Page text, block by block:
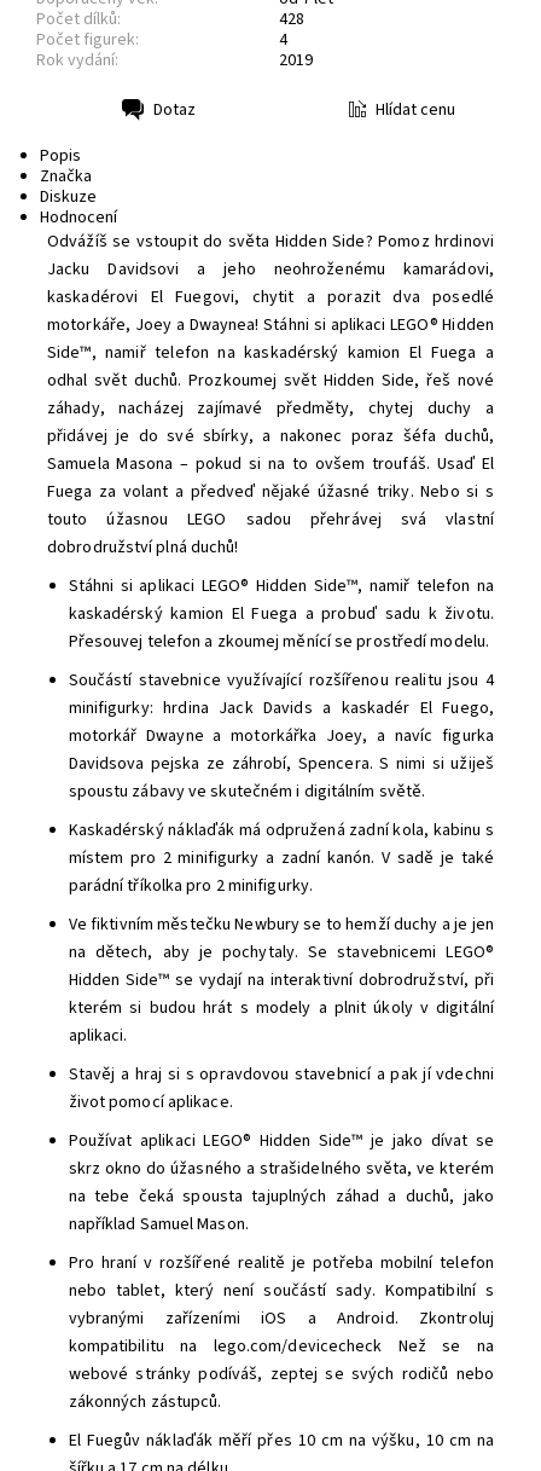
Počet dílků:
428
Počet figurek:
4
Rok vydání:
2019
Dotaz
Hlídat cenu
Popis
Značka
Diskuze
Hodnocení
Odvážíš se vstoupit do světa Hidden Side? Pomoz hrdinovi
Jacku Davidsovi a jeho neohroženému kamarádovi,
kaskadérovi El Fuegovi, chytit a porazit dva posedlé
motorkáře, Joey a Dwaynea! Stáhni si aplikaci LEGO® Hidden
Side™, namiř telefon na kaskadérský kamion El Fuega a
odhal svět duchů. Prozkoumej svět Hidden Side, řeš nové
záhady, nacházej zajímavé předměty, chytej duchy a
přidávej je do své sbírky, a nakonec poraz šéfa duchů,
Samuela Masona – pokud si na to ovšem troufáš. Usaď El
Fuega za volant a předveď nějaké úžasné triky. Nebo si s
touto úžasnou LEGO sadou přehrávej svá vlastní
dobrodružství plná duchů!
Stáhni si aplikaci LEGO® Hidden Side™, namiř telefon na
kaskadérský kamion El Fuega a probuď sadu k životu.
Přesouvej telefon a zkoumej měnící se prostředí modelu.
Součástí stavebnice využívající rozšířenou realitu jsou 4
minifigurky: hrdina Jack Davids a kaskadér El Fuego,
motorkář Dwayne a motorkářka Joey, a navíc figurka
Davidsova pejska ze záhrobí, Spencera. S nimi si užiješ
spoustu zábavy ve skutečném i digitálním světě.
Kaskadérský náklaďák má odpružená zadní kola, kabinu s
místem pro 2 minifigurky a zadní kanón. V sadě je také
parádní tříkolka pro 2 minifigurky.
Ve fiktivním městečku Newbury se to hemží duchy a je jen
na dětech, aby je pochytaly. Se stavebnicemi LEGO®
Hidden Side™ se vydají na interaktivní dobrodružství, při
kterém si budou hrát s modely a plnit úkoly v digitální
aplikaci.
Stavěj a hraj si s opravdovou stavebnicí a pak jí vdechni
život pomocí aplikace.
Používat aplikaci LEGO® Hidden Side™ je jako dívat se
skrz okno do úžasného a strašidelného světa, ve kterém
na tebe čeká spousta tajuplných záhad a duchů, jako
například Samuel Mason.
Pro hraní v rozšířené realitě je potřeba mobilní telefon
nebo tablet, který není součástí sady. Kompatibilní s
vybranými zařízeními iOS a Android. Zkontroluj
kompatibilitu na lego.com/devicecheck Než se na
webové stránky podíváš, zeptej se svých rodičů nebo
zákonných zástupců.
El Fuegův náklaďák měří přes 10 cm na výšku, 10 cm na